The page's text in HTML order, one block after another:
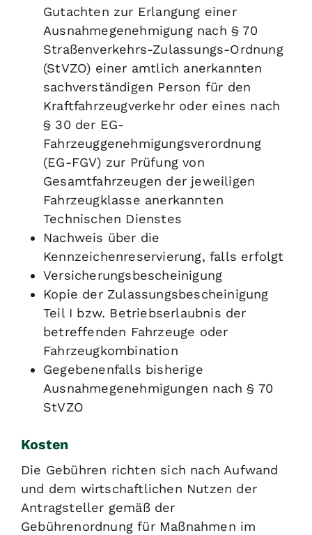
Gutachten zur Erlangung einer
Ausnahmegenehmigung nach § 70
Straßenverkehrs-Zulassungs-Ordnung
(StVZO) einer amtlich anerkannten
sachverständigen Person für den
Kraftfahrzeugverkehr oder eines nach
§ 30 der EG-
Fahrzeuggenehmigungsverordnung
(EG-FGV) zur Prüfung von
Gesamtfahrzeugen der jeweiligen
Fahrzeugklasse anerkannten
Technischen Dienstes
Nachweis über die
Kennzeichenreservierung, falls erfolgt
Versicherungsbescheinigung
Kopie der Zulassungsbescheinigung
Teil I bzw. Betriebserlaubnis der
betreffenden Fahrzeuge oder
Fahrzeugkombination
Gegebenenfalls bisherige
Ausnahmegenehmigungen nach § 70
StVZO
Kosten
Die Gebühren richten sich nach Aufwand
und dem wirtschaftlichen Nutzen der
Antragsteller gemäß der
Gebührenordnung für Maßnahmen im